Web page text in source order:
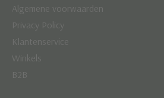
Algemene voorwaarden
Privacy Policy
Klantenservice
Winkels
B2B